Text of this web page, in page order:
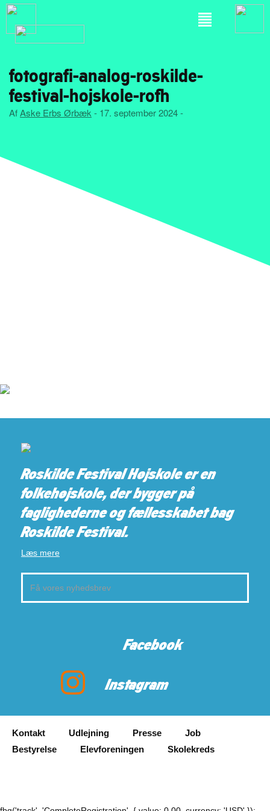
fotografi-analog-roskilde-
festival-hojskole-rofh
AfAske Erbs Ørbæk - 17. september 2024 -
Roskilde Festival Højskole er en
folkehøjskole, der bygger på
faglighederne og fællesskabet bag
Roskilde Festival.
Læs mere
Facebook
Instagram
Kontakt Udlejning Presse
Job
Bestyrelse
Elevforeningen Skolekreds